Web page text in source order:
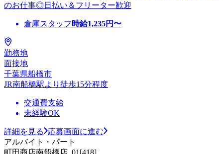
のお仕事◎日払い＆フリーター歓迎
倉庫スタッフ 時給1,235円〜
勤務地
面接地
千葉県船橋市
JR南船橋駅より徒歩15分程度
交通費支給
未経験OK
詳細を見る
応募画面に進む
アルバイト・パート
町田商店南船橋店_01[418]